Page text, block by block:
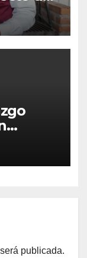
publicada.